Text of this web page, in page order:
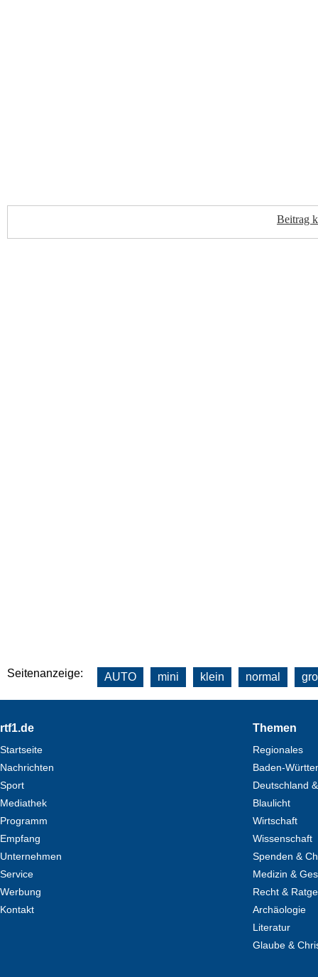
Beitrag
Seitenanzeige: AUTO mini klein normal
Footer
rtf1.de
Startseite
Nachrichten
Sport
Mediathek
Programm
Empfang
Unternehmen
Service
Werbung
Kontakt
Themen
Regionales
Baden-
Deutschland
Blaulicht
Wirtschaft
Wissenschaft
Spenden &
Medizin &
Recht &
Archäologie
Literatur
Glaube &